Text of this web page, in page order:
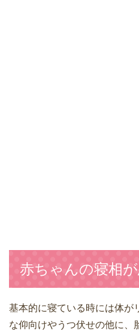
赤ちゃんの寝相
基本的に寝ている時には体が
な仰向けやうつ伏せの他に、